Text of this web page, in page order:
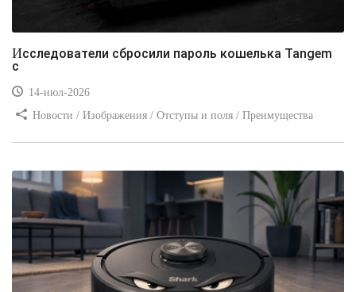
Исследователи сбросили пароль кошелька Tangem
с
14-июл-2026
Новости / Изображения / Отступы и поля / Преимущества